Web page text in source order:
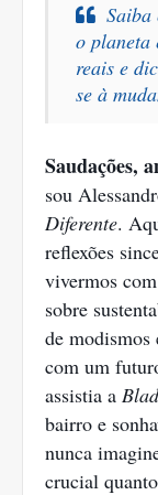
Saiba
o planeta
reais e
se à
Saudações,
sou
Diferente.
reflexões
vivermos
sobre
de modismos
com um
assistia a
bairro e
nunca
crucial